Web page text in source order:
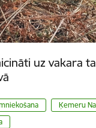
uz vakara
Ķemeru